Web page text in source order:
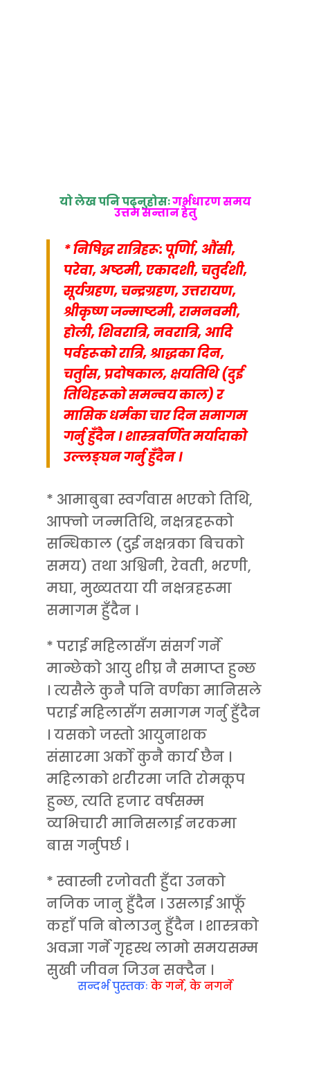
यो लेख पनि पढ्नुहोसःगर्भधारण समय
उत्तम सन्तान हेतु
* निषिद्ध रात्रिहरू: पूर्णिा, औंसी,
परेवा, अष्टमी, एकादशी, चतुर्दशी,
सूर्यग्रहण, चन्द्रग्रहण, उत्तरायण,
श्रीकृष्ण जन्माष्टमी, रामनवमी,
होली, शिवरात्रि, नवरात्रि, आदि
पर्वहरूको रात्रि, श्राद्धका दिन,
चर्तुास, प्रदोषकाल, क्षयतिथि (दुई
तिथिहरूको समन्वय काल) र
मासिक धर्मका चार दिन समागम
गर्नु हुँदैन । शास्त्रवर्णित मर्यादाको
उल्लङ्घन गर्नु हुँदैन ।
* आमाबुबा स्वर्गवास भएको तिथि,
आफ्नो जन्मतिथि, नक्षत्रहरूको
सन्धिकाल (दुई नक्षत्रका बिचको
समय) तथा अश्विनी, रेवती, भरणी,
मघा, मुख्यतया यी नक्षत्रहरूमा
समागम हुँदैन ।
* पराई महिलासँग संसर्ग गर्ने
मान्छेको आयु शीघ्र नै समाप्त हुन्छ
। त्यसैले कुनै पनि वर्णका मानिसले
पराई महिलासँग समागम गर्नु हुँदैन
। यसको जस्तो आयुनाशक
संसारमा अर्को कुनै कार्य छैन ।
महिलाको शरीरमा जति रोमकूप
हुन्छ, त्यति हजार वर्षसम्म
व्यभिचारी मानिसलाई नरकमा
बास गर्नुपर्छ ।
* स्वास्नी रजोवती हुँदा उनको
नजिक जानु हुँदैन । उसलाई आफूँ
कहाँ पनि बोलाउनु हुँदैन । शास्त्रको
अवज्ञा गर्ने गृहस्थ लामो समयसम्म
सुखी जीवन जिउन सक्दैन ।
सन्दर्भ पुस्तकः के गर्ने, के नगर्ने